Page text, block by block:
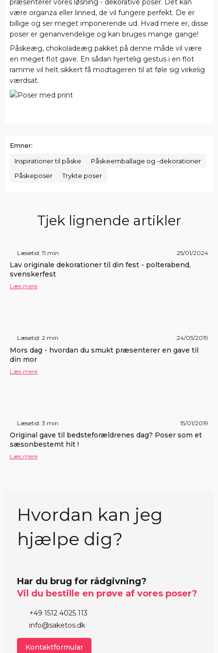
være organza eller linned, de vil fungere perfekt. De er
billige og ser meget imponerende ud. Hvad mere er, disse
poser er genanvendelige og kan bruges mange gange!
Påskeæg, chokoladeæg pakket på denne måde vil være
en meget flot gave. En sådan hjertelig gestus i en flot
ramme vil helt sikkert få modtageren til at føle sig virkelig
værdsat.
Emner:
Inspirationer til påske
Påskeemballage og -dekorationer
Påskeposer
Trykte poser
Tjek lignende artikler
Læsetid: 11 min 25/01/2024
Lav originale dekorationer til din fest - polterabend,
svenskerfest
Læs mere
Læsetid: 2 min 24/05/2019
Mors dag - hvordan du smukt præsenterer en gave til
din mor
Læs mere
Læsetid: 3 min 15/01/2019
Original gave til bedsteforældrenes dag? Poser som et
sæsonbestemt hit !
Læs mere
Hvordan kan jeg
hjælpe dig?
Har du brug for rådgivning?
Vil du bestille en prøve af vores poser?
+49 1512 4025 113
info@saketos.dk
Kontaktformular